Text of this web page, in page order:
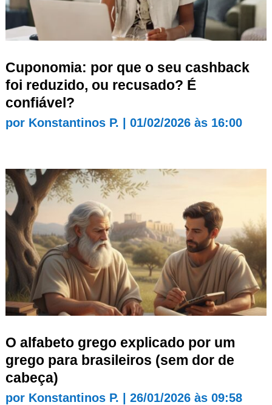
Cuponomia: por que o seu cashback
foi reduzido, ou recusado? É
confiável?
por Konstantinos P. 01/02/2026 às 16:00
O alfabeto grego explicado por um
grego para brasileiros (sem dor de
cabeça)
por Konstantinos P. 26/01/2026 às 09:58